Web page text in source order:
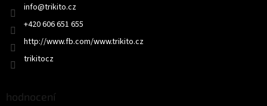
info@trikito.cz
+420 606 651 655
http://www.fb.com/www.trikito.cz
trikitocz
hodnocení